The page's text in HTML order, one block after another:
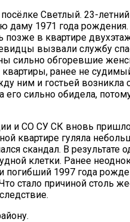
Светлый. 23-
даму 1971 года
позже в квартире
вызвали службу
сильно обгоревшие
ранее не
ним и гостьей возникла
сильно обидела,
и СО СУ СК вновь
квартире гуляла
скандал. В результате
клетки. Ранее
1997 года
стало причиной столь